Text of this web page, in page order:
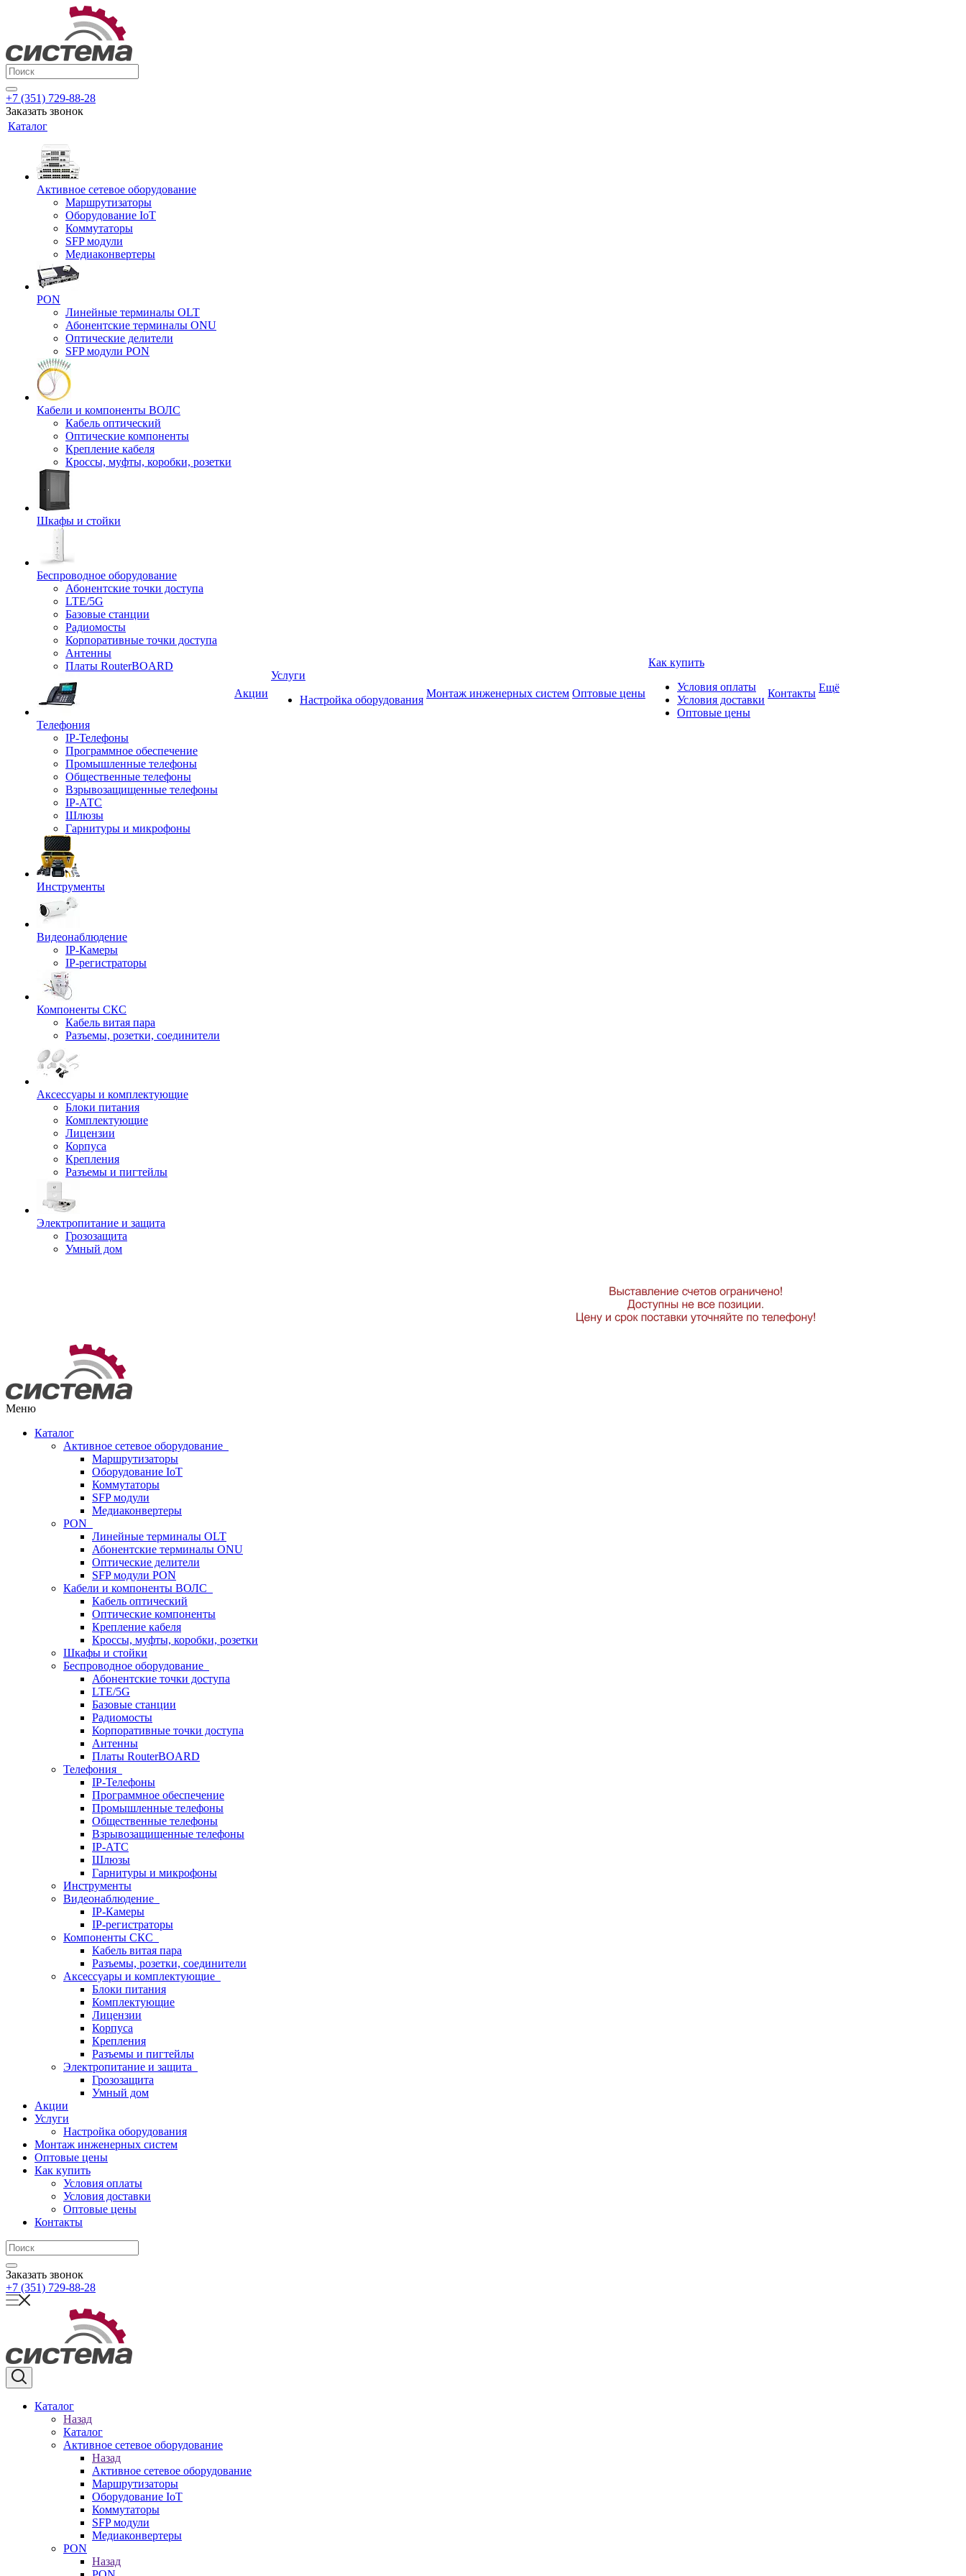
+7 (351) 729-88-28
Заказать звонок
Каталог
Активное сетевое оборудование
Маршрутизаторы
Оборудование IoT
Коммутаторы
SFP модули
Медиаконвертеры
PON
Линейные терминалы OLT
Абонентские терминалы ONU
Оптические делители
SFP модули PON
Кабели и компоненты ВОЛС
Кабель оптический
Оптические компоненты
Крепление кабеля
Кроссы, муфты, коробки, розетки
Шкафы и стойки
Беспроводное оборудование
Абонентские точки доступа
LTE/5G
Базовые станции
Радиомосты
Корпоративные точки доступа
Антенны
Платы RouterBOARD
Телефония
IP-Телефоны
Программное обеспечение
Промышленные телефоны
Общественные телефоны
Взрывозащищенные телефоны
IP-АТС
Шлюзы
Гарнитуры и микрофоны
Инструменты
Видеонаблюдение
IP-Камеры
IP-регистраторы
Компоненты СКС
Кабель витая пара
Разъемы, розетки, соединители
Аксессуары и комплектующие
Блоки питания
Комплектующие
Лицензии
Корпуса
Крепления
Разъемы и пигтейлы
Электропитание и защита
Грозозащита
Умный дом
Акции
Услуги
Настройка оборудования
Монтаж инженерных систем Оптовые цены
Как купить
Условия оплаты
Условия доставки
Оптовые цены
Контакты Ещё
Меню
Каталог
Активное сетевое оборудование
Маршрутизаторы
Оборудование IoT
Коммутаторы
SFP модули
Медиаконвертеры
PON
Линейные терминалы OLT
Абонентские терминалы ONU
Оптические делители
SFP модули PON
Кабели и компоненты ВОЛС
Кабель оптический
Оптические компоненты
Крепление кабеля
Кроссы, муфты, коробки, розетки
Шкафы и стойки
Беспроводное оборудование
Абонентские точки доступа
LTE/5G
Базовые станции
Радиомосты
Корпоративные точки доступа
Антенны
Платы RouterBOARD
Телефония
IP-Телефоны
Программное обеспечение
Промышленные телефоны
Общественные телефоны
Взрывозащищенные телефоны
IP-АТС
Шлюзы
Гарнитуры и микрофоны
Инструменты
Видеонаблюдение
IP-Камеры
IP-регистраторы
Компоненты СКС
Кабель витая пара
Разъемы, розетки, соединители
Аксессуары и комплектующие
Блоки питания
Комплектующие
Лицензии
Корпуса
Крепления
Разъемы и пигтейлы
Электропитание и защита
Грозозащита
Умный дом
Акции
Услуги
Настройка оборудования
Монтаж инженерных систем
Оптовые цены
Как купить
Условия оплаты
Условия доставки
Оптовые цены
Контакты
Заказать звонок
+7 (351) 729-88-28
Каталог
Назад
Каталог
Активное сетевое оборудование
Назад
Активное сетевое оборудование
Маршрутизаторы
Оборудование IoT
Коммутаторы
SFP модули
Медиаконвертеры
PON
Назад